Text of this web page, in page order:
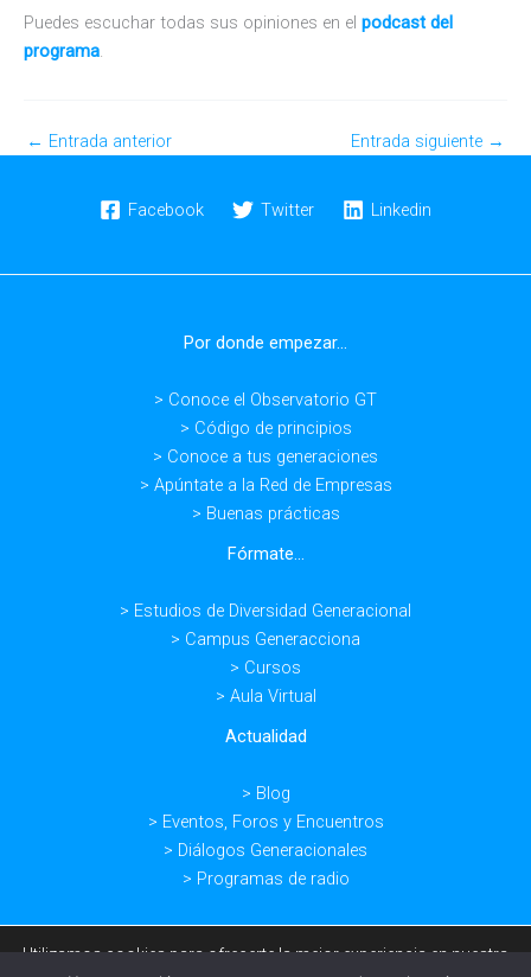
Puedes escuchar todas sus opiniones en el podcast del
programa.
← Entrada anterior Entrada siguiente →
Facebook Twitter Linkedin
Por donde empezar...
> Conoce el Observatorio GT
> Código de principios
> Conoce a tus generaciones
> Apúntate a la Red de Empresas
> Buenas prácticas
Fórmate...
> Estudios de Diversidad Generacional
> Campus Generacciona
> Cursos
> Aula Virtual
Actualidad
> Blog
> Eventos, Foros y Encuentros
> Diálogos Generacionales
> Programas de radio
Utilizamos cookies para ofrecerte la mejor experiencia en nuestra